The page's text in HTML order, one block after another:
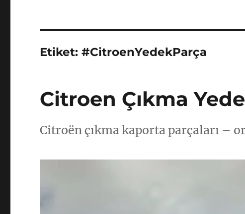
Etiket:#CitroenYedekParça
Citroen Çıkma
Citroën çıkma kaporta parçaları –